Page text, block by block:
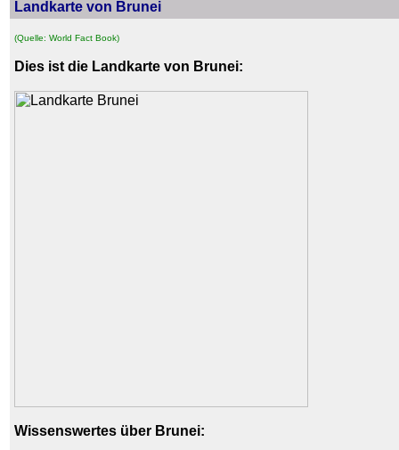
Landkarte von Brunei
(Quelle: World Fact Book)
Dies ist die Landkarte von Brunei:
Wissenswertes über Brunei: